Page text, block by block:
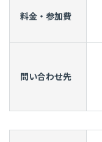
料金・参加費
問い合わせ先